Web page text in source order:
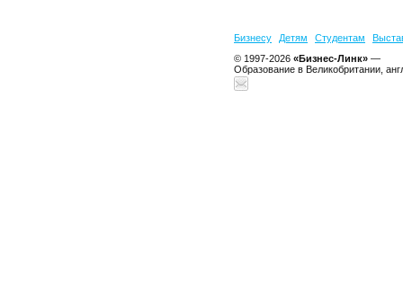
Бизнесу Детям Студентам
© 1997-2026 «Бизнес-Линк» —
Образование в Великобритании,